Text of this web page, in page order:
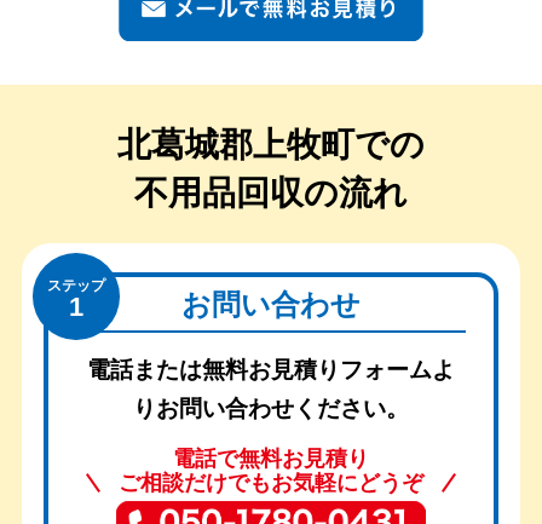
北葛城郡上牧町での
不用品回収の流れ
ステップ
1 お問い合わせ
電話または無料お見積りフォームよ
りお問い合わせください。
電話で無料お見積り
ご相談だけでもお気軽にどうぞ